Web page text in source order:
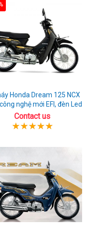
Honda Dream 125 NCX
nghệ mới EFI, đèn Led
Contact us